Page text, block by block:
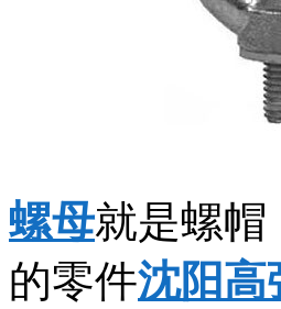
螺母就是螺帽
的零件沈阳高